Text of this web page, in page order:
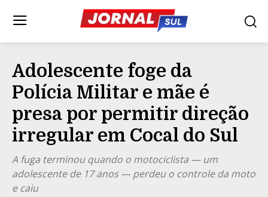
Adolescente foge da
Polícia Militar e mãe é
presa por permitir direção
irregular em Cocal do Sul
A fuga terminou quando o motociclista — um
adolescente de 17 anos — perdeu o controle da moto
e caiu